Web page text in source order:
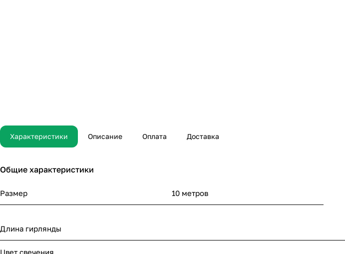
Характеристики Описание Оплата Доставка
Общие характеристики
Размер 10 метров
Длина гирлянды
Цвет свечения